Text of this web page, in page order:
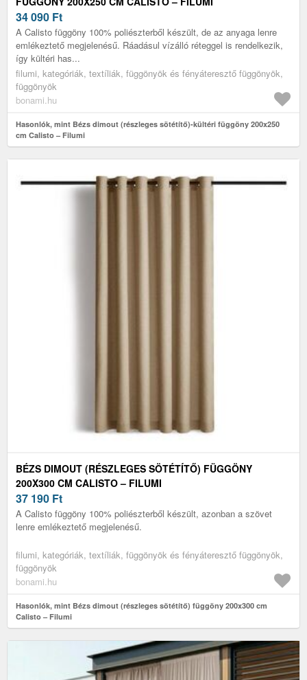
34 090 Ft
A Calisto függöny 100% poliészterből készült, de az anyaga lenre
emlékeztető megjelenésű. Ráadásul vízálló réteggel is rendelkezik,
így kültéri has...
filumi, kategóriák, textíliák, függönyök és fényáteresztő függönyök,
függönyök
bonami.hu
Hasonlók, mint Bézs dimout (részleges sötétítő)-kültéri függöny 200x250
cm Calisto – Filumi
BÉZS DIMOUT (RÉSZLEGES SÖTÉTÍTŐ) FÜGGÖNY
200X300 CM CALISTO – FILUMI
37 190 Ft
A Calisto függöny 100% poliészterből készült, azonban a szövet
lenre emlékeztető megjelenésű.
filumi, kategóriák, textíliák, függönyök és fényáteresztő függönyök,
függönyök
bonami.hu
Hasonlók, mint Bézs dimout (részleges sötétítő) függöny 200x300 cm
Calisto – Filumi